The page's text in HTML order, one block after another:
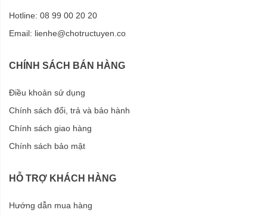
Hotline: 08 99 00 20 20
Email: lienhe@chotructuyen.co
CHÍNH SÁCH BÁN HÀNG
Điều khoản sử dụng
Chính sách đổi, trả và bảo hành
Chính sách giao hàng
Chính sách bảo mật
HỖ TRỢ KHÁCH HÀNG
Hướng dẫn mua hàng